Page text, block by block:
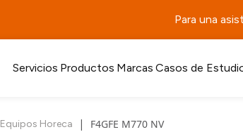
Para una
Servicios Productos Marcas Casos de
Equipos Horeca | F4GFE M770 NV